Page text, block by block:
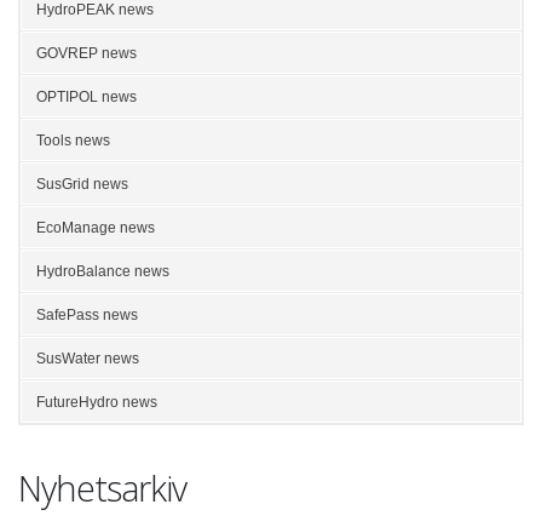
HydroPEAK news
GOVREP news
OPTIPOL news
Tools news
SusGrid news
EcoManage news
HydroBalance news
SafePass news
SusWater news
FutureHydro news
Nyhetsarkiv